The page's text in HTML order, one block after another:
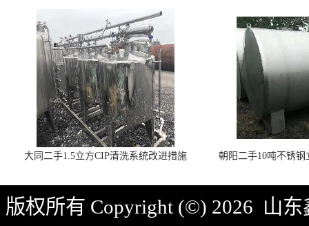
大同二手1.5立方CIP清洗系统改进措施 朝阳二手10吨不锈
版权所有 Copyright (©) 2026 山